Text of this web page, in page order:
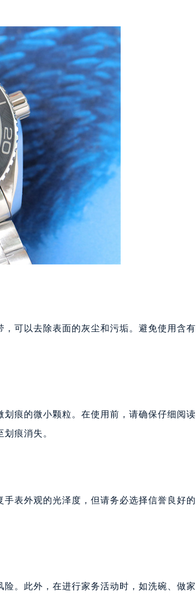
可以去除表面的灰尘和污垢。避免使用含有
痕的微小颗粒。在使用前，请确保仔细阅读
痕消失。
表外观的光泽度，但请务必选择信誉良好的
。此外，在进行家务活动时，如洗碗、做家